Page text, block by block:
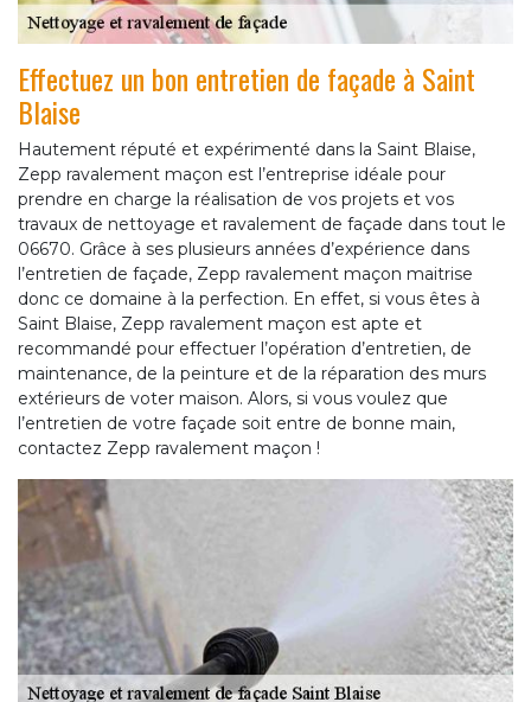
Effectuez un bon entretien de façade à Saint
Blaise
Hautement réputé et expérimenté dans la Saint Blaise,
Zepp ravalement maçon est l’entreprise idéale pour
prendre en charge la réalisation de vos projets et vos
travaux de nettoyage et ravalement de façade dans tout le
06670. Grâce à ses plusieurs années d’expérience dans
l’entretien de façade, Zepp ravalement maçon maitrise
donc ce domaine à la perfection. En effet, si vous êtes à
Saint Blaise, Zepp ravalement maçon est apte et
recommandé pour effectuer l’opération d’entretien, de
maintenance, de la peinture et de la réparation des murs
extérieurs de voter maison. Alors, si vous voulez que
l’entretien de votre façade soit entre de bonne main,
contactez Zepp ravalement maçon !